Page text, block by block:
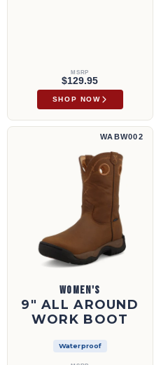
MSRP
$129.95
SHOP NOW
9" All Around Work Boot | WABW002
WABW002
WOMEN'S
9" ALL AROUND
WORK BOOT
Waterproof